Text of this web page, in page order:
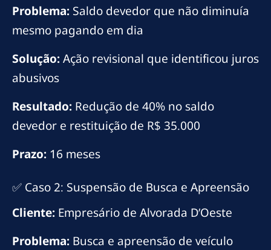
Problema: Saldo devedor que não diminuía
mesmo pagando em dia
Solução:Ação revisional que identificou juros
abusivos
Resultado: Redução de 40% no saldo
devedor e restituição de R$ 35.000
Prazo: 16 meses
✅ Caso 2: Suspensão de Busca e Apreensão
Cliente: Empresário de Alvorada D’Oeste
Problema: Busca e apreensão de veículo